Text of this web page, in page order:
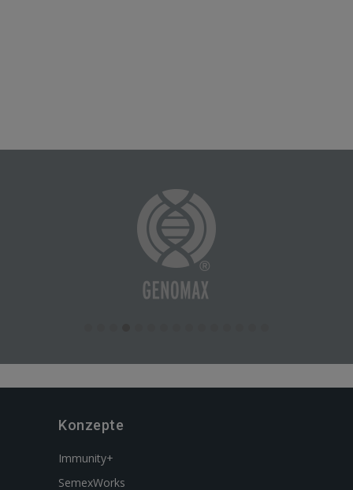
Konzepte
Immunity+
SemexWorks